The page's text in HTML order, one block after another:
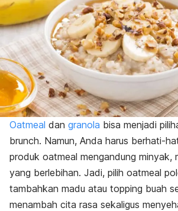
Oatmeal dan granola bisa menjadi
brunch. Namun, Anda harus berhati-
produk oatmeal mengandung minyak,
yang berlebihan. Jadi, pilih oatmeal
tambahkan madu atau topping buah
menambah cita rasa sekaligus